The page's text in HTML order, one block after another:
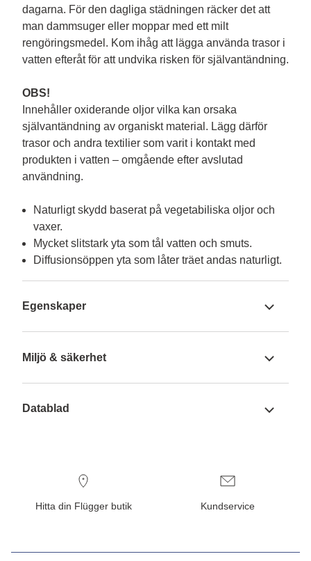
dagarna. För den dagliga städningen räcker det att
man dammsuger eller moppar med ett milt
rengöringsmedel. Kom ihåg att lägga använda trasor i
vatten efteråt för att undvika risken för självantändning.
OBS!
Innehåller oxiderande oljor vilka kan orsaka
självantändning av organiskt material. Lägg därför
trasor och andra textilier som varit i kontakt med
produkten i vatten – omgående efter avslutad
Naturligt skydd baserat på vegetabiliska oljor och
vaxer.
Mycket slitstark yta som tål vatten och smuts.
Diffusionsöppen yta som låter träet andas naturligt.
Egenskaper
Miljö & säkerhet
Datablad
Hitta din Flügger butik Kundservice